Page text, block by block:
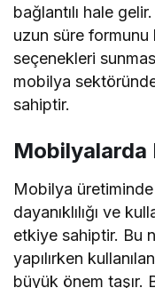
bağlantılı hale
uzun süre formunu
seçenekleri
mobilya
sahiptir.
Mobilyalarda
Mobilya üretiminde
dayanıklılığı ve
etkiye sahiptir. Bu
yapılırken
büyük önem taşır.